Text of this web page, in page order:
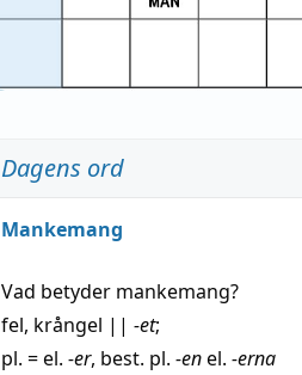
Dagens ord
Mankemang
Vad betyder mankemang?
fel, krångel || -et;
pl. = el. -er, best. pl. -enel. -erna